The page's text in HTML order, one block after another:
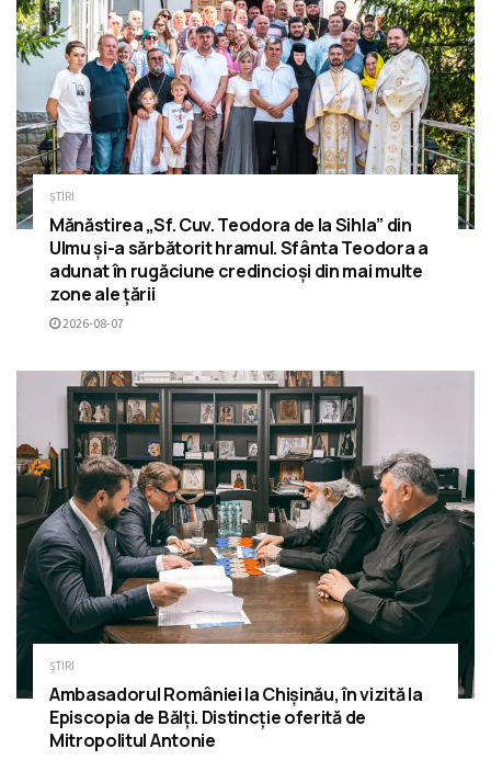
ȘTIRI
Mănăstirea „Sf. Cuv. Teodora de la Sihla” din
Ulmu și-a sărbătorit hramul. Sfânta Teodora a
adunat în rugăciune credincioși din mai multe
zone ale țării
2026-08-07
ȘTIRI
Ambasadorul României la Chișinău, în vizită la
Episcopia de Bălți. Distincție oferită de
Mitropolitul Antonie